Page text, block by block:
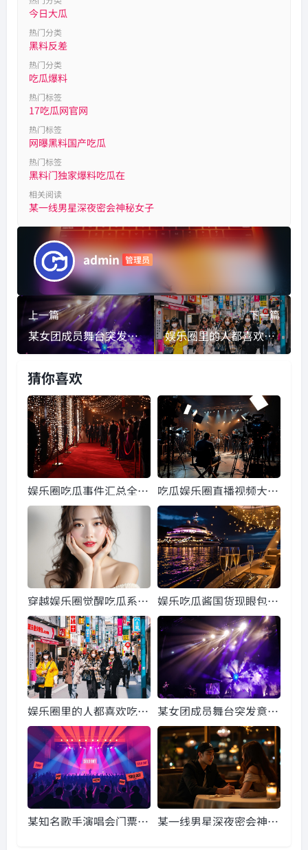
今日大瓜
热门分类
黑料反差
热门分类
吃瓜爆料
热门标签
17吃瓜网官网
热门标签
网曝黑料国产吃瓜
热门标签
黑料门独家爆料吃瓜在
相关阅读
某一线男星深夜密会神秘女子
admin 管理员
上一篇
某女团成员舞台突发意外,设备故障致受伤引全网热议
下一篇
娱乐圈里的人都喜欢吃瓜,揭秘明星们的吃瓜日常
猜你喜欢
娱乐圈吃瓜事件汇总全
文,揭秘明星幕后真相
吃瓜娱乐圈直播视频大
全,吃瓜群众狂欢时刻大
盘点
穿越娱乐圈觉醒吃瓜系
统,觉醒吃瓜系统带你领
略幕后真相
娱乐吃瓜酱国货现眼包
们,见证现眼包们的华丽
蜕变
娱乐圈里的人都喜欢吃
瓜,揭秘明星们的吃瓜日
常
某女团成员舞台突发意
外,设备故障致受伤引全
网热议
某知名歌手演唱会门票秒
某一线男星深夜密会神秘